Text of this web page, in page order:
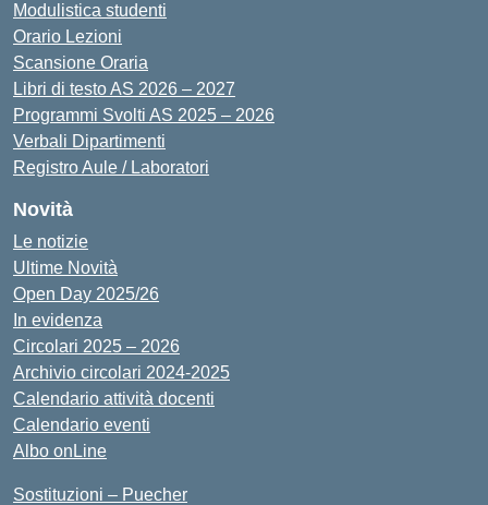
Modulistica studenti
Orario Lezioni
Scansione Oraria
Libri di testo AS 2026 – 2027
Programmi Svolti AS 2025 – 2026
Verbali Dipartimenti
Registro Aule / Laboratori
Novità
Le notizie
Ultime Novità
Open Day 2025/26
In evidenza
Circolari 2025 – 2026
Archivio circolari 2024-2025
Calendario attività docenti
Calendario eventi
Albo onLine
Sostituzioni – Puecher